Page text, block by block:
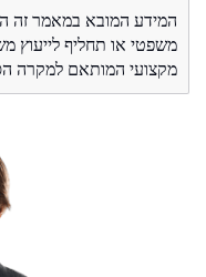
המידע המובא במאמר זה
משפטי או תחליף לייעוץ
מקצועי המותאם למקרה